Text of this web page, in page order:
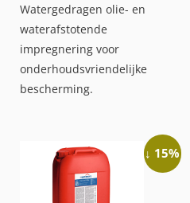
Watergedragen olie- en
waterafstotende
impregnering voor
onderhoudsvriendelijke
bescherming.
↓ 15%